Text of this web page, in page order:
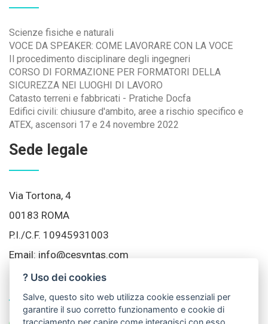
Scienze fisiche e naturali
VOCE DA SPEAKER: COME LAVORARE CON LA VOCE
Il procedimento disciplinare degli ingegneri
CORSO DI FORMAZIONE PER FORMATORI DELLA
SICUREZZA NEI LUOGHI DI LAVORO
Catasto terreni e fabbricati - Pratiche Docfa
Edifici civili: chiusure d'ambito, aree a rischio specifico e
ATEX, ascensori 17 e 24 novembre 2022
Sede legale
Via Tortona, 4
00183 ROMA
P.I./C.F. 10945931003
Email: info@cesyntas.com
Social Network
? Uso dei cookies
Salve, questo sito web utilizza cookie essenziali per
garantire il suo corretto funzionamento e cookie di
tracciamento per capire come interagisci con esso.